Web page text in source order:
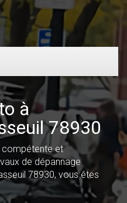
à
78930
compétente et
de dépannage
78930, vous êtes